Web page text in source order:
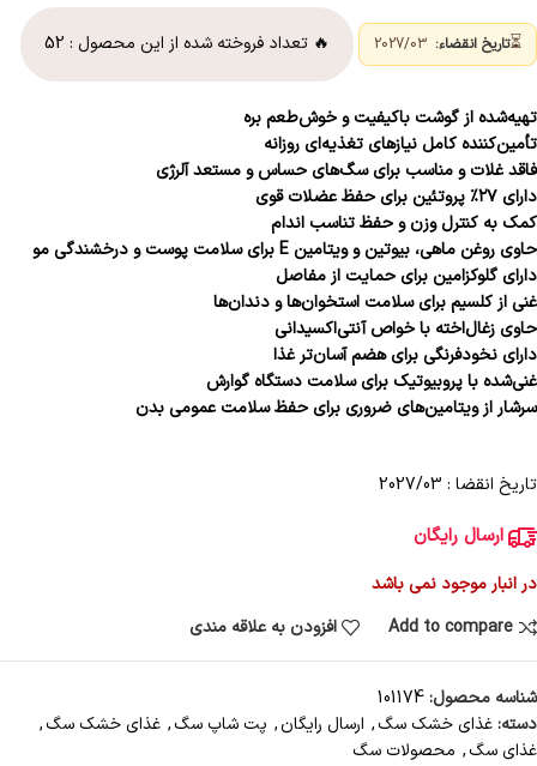
⏳تاریخ انقضاء: 🔥 تعداد فروخته شده از این محصول : 52
تهیه‌شده از گوشت باکیفیت و خوش‌طعم بره
تأمین‌کننده کامل نیازهای تغذیه‌ای روزانه
فاقد غلات و مناسب برای سگ‌های حساس و مستعد آلرژی
دارای ۲۷٪ پروتئین برای حفظ عضلات قوی
کمک به کنترل وزن و حفظ تناسب اندام
حاوی روغن ماهی، بیوتین و ویتامین E برای سلامت پوست و درخشندگی مو
دارای گلوکزامین برای حمایت از مفاصل
غنی از کلسیم برای سلامت استخوان‌ها و دندان‌ها
حاوی زغال‌اخته با خواص آنتی‌اکسیدانی
دارای نخودفرنگی برای هضم آسان‌تر غذا
غنی‌شده با پروبیوتیک برای سلامت دستگاه گوارش
سرشار از ویتامین‌های ضروری برای حفظ سلامت عمومی بدن
تاریخ انقضا : 2027/03
ارسال رایگان
در انبار موجود نمی باشد
Add to compare
افزودن به علاقه مندی
شناسه محصول:101174
دسته:غذای خشک سگ, ارسال رایگان, پت شاپ سگ, غذای خشک سگ,
غذای سگ, محصولات سگ